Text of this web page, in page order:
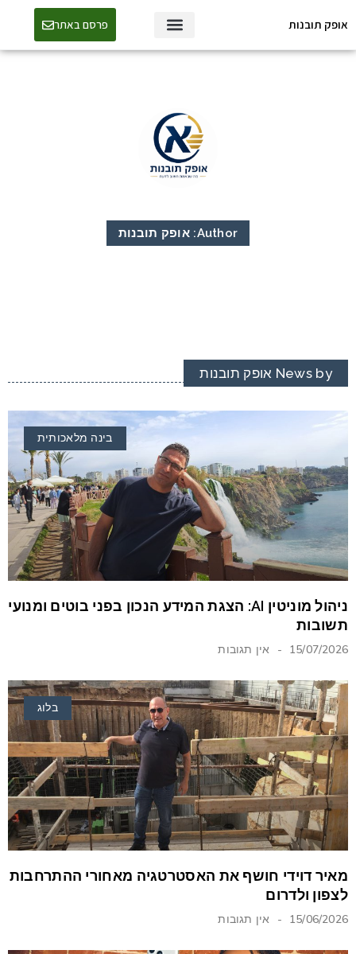
אופק תובנות פרסם באתר
Author: אופק תובנות
News by אופק תובנות
בינה מלאכותית
ניהול מוניטין AI: הצגת המידע הנכון בפני בוטים ומנועי
תשובות
15/07/2026 אין תגובות
בלוג
מאיר דוידי חושף את האסטרטגיה מאחורי ההתרחבות
לצפון ולדרום
15/06/2026 אין תגובות